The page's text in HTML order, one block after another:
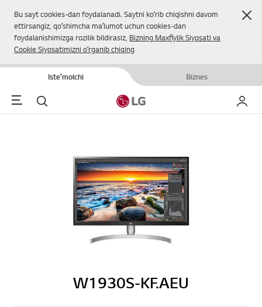
Bu sayt cookies-dan foydalanadi. Saytni koʻrib chiqishni davom
ettirsangiz, qoʻshimcha maʼlumot uchun cookies-dan
foydalanishimizga rozilik bildirasiz, Bizning Maxfiylik Siyosati va
Cookie Siyosatimizni oʻrganib chiqing
Isteʼmolchi Biznes
Menu Qidirish
W1930S-KF.AEU